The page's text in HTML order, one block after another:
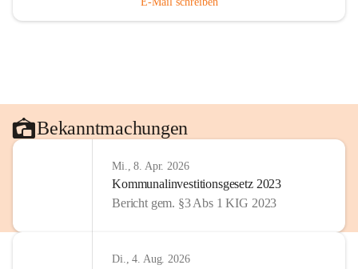
Bekanntmachungen
Mi., 8. Apr. 2026
Kommunalinvestitionsgesetz 2023
Bericht gem. §3 Abs 1 KIG 2023
Di., 4. Aug. 2026